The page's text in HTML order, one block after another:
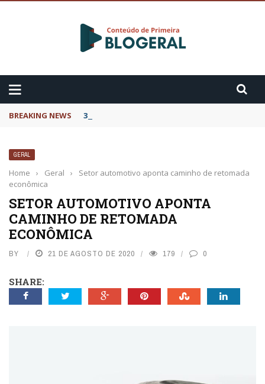
BREAKING NEWS 3 Fatos sobre o Cytotec
GERAL
Home › Geral ›
Setor automotivo aponta caminho de retomada
econômica
SETOR AUTOMOTIVO APONTA
CAMINHO DE RETOMADA
ECONÔMICA
BY 21 DE AGOSTO DE 2020 179 0
SHARE: